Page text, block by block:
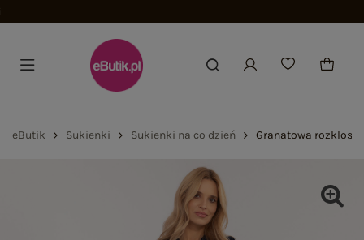
eButik Sukienki Sukienki na co dzień Granatowa